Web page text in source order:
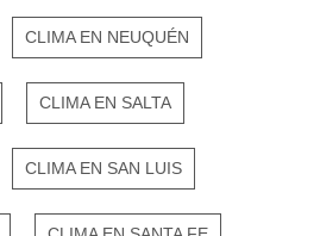
CLIMA EN NEUQUÉN
CLIMA EN SALTA
CLIMA EN SAN LUIS